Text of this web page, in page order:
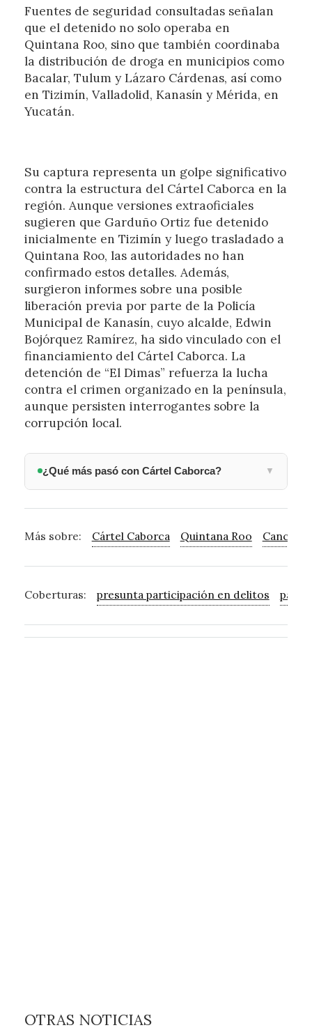
Fuentes de seguridad consultadas señalan
que el detenido no solo operaba en
Quintana Roo, sino que también coordinaba
la distribución de droga en municipios como
Bacalar, Tulum y Lázaro Cárdenas, así como
en Tizimín, Valladolid, Kanasín y Mérida, en
Yucatán.
Su captura representa un golpe significativo
contra la estructura del Cártel Caborca en la
región. Aunque versiones extraoficiales
sugieren que Garduño Ortiz fue detenido
inicialmente en Tizimín y luego trasladado a
Quintana Roo, las autoridades no han
confirmado estos detalles. Además,
surgieron informes sobre una posible
liberación previa por parte de la Policía
Municipal de Kanasín, cuyo alcalde, Edwin
Bojórquez Ramírez, ha sido vinculado con el
financiamiento del Cártel Caborca. La
detención de “El Dimas” refuerza la lucha
contra el crimen organizado en la península,
aunque persisten interrogantes sobre la
corrupción local.
¿Qué más pasó con Cártel Caborca? ▼
Más sobre: Cártel Caborca Quintana Roo Cancún
Coberturas: presunta participación en delitos
OTRAS NOTICIAS